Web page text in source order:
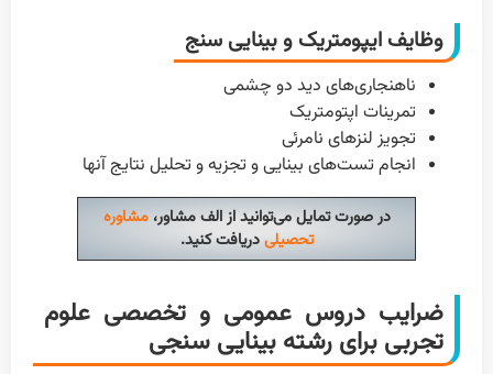
وظایف ایپومتریک و بینایی سنج
ناهنجاری‌های دید دو چشمی
تمرینات اپتومتریک
تجویز لنزهای نامرئی
انجام تست‌های بینایی و تجزیه و تحلیل نتایج آنها
در صورت تمایل می‌توانید از الف مشاور،مشاوره
تحصیلیدریافت کنید.
ضرایب دروس عمومی و تخصصی علوم
تجربی برای رشته بینایی سنجی